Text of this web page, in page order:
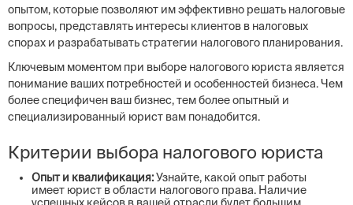
опытом, которые позволяют им эффективно решать налоговые
вопросы, представлять интересы клиентов в налоговых
спорах и разрабатывать стратегии налогового планирования.
Ключевым моментом при выборе налогового юриста является
понимание ваших потребностей и особенностей бизнеса. Чем
более специфичен ваш бизнес, тем более опытный и
специализированный юрист вам понадобится.
Критерии выбора налогового юриста
Опыт и квалификация:Узнайте, какой опыт работы
имеет юрист в области налогового права. Наличие